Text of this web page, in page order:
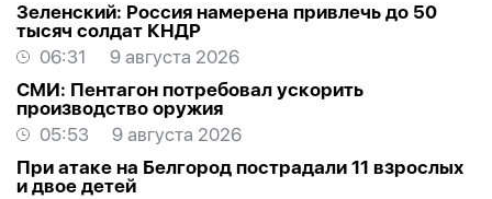
Зеленский: Россия намерена привлечь до 50
тысяч солдат КНДР
06:31
9 августа 2026
СМИ: Пентагон потребовал ускорить
производство оружия
05:53
9 августа 2026
При атаке на Белгород пострадали 11 взрослых
и двое детей